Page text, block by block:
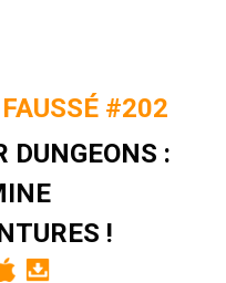
#202
DUNGEONS :
!